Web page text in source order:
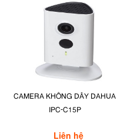
CAMERA KHÔNG DÂY DAHUA
IPC-C15P
Liên hệ